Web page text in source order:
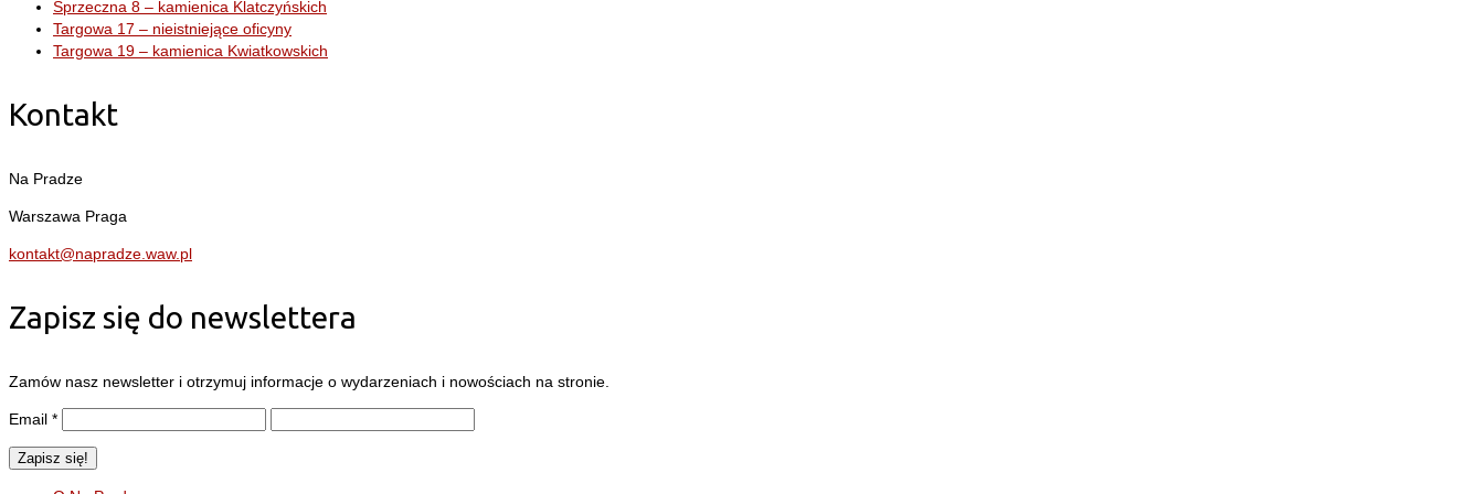
Sprzeczna 8 – kamienica Klatczyńskich
Targowa 17 – nieistniejące oficyny
Targowa 19 – kamienica Kwiatkowskich
Kontakt
Na Pradze
Warszawa Praga
kontakt@napradze.waw.pl
Zapisz się do newslettera
Zamów nasz newsletter i otrzymuj informacje o wydarzeniach i nowościach na stronie.
Email *